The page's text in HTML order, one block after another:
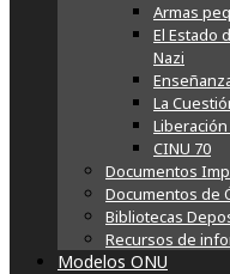
Armas
El Estado
Nazi
La
CINU 70
Documentos
Documentos de
Bibliotecas
Recursos de
Modelos ONU